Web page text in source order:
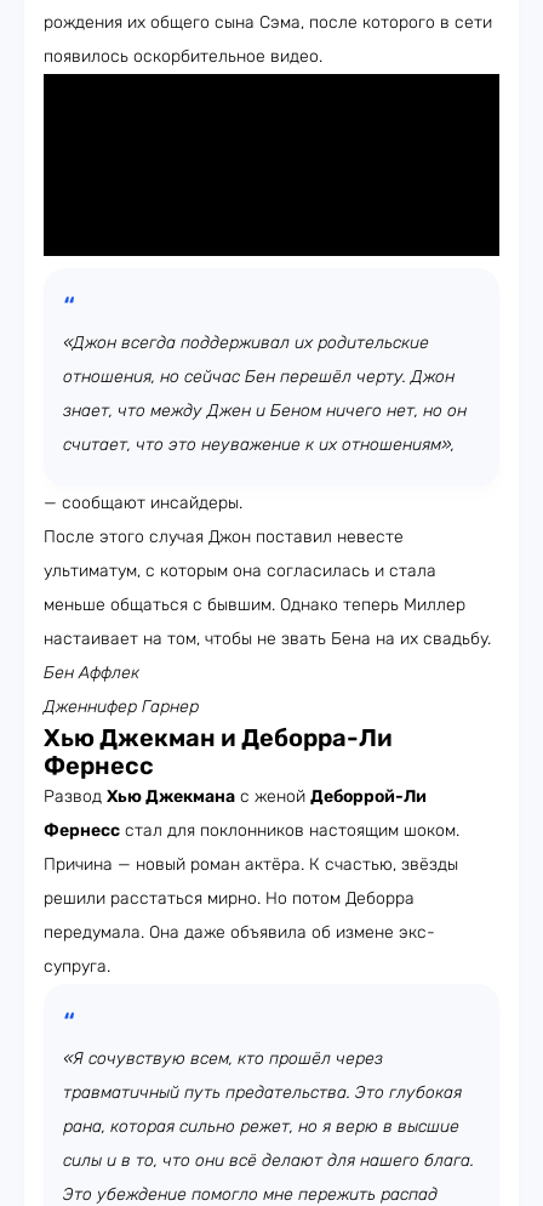
рождения их общего сына Сэма, после которого в сети
появилось оскорбительное видео.
«Джон всегда поддерживал их родительские
отношения, но сейчас Бен перешёл черту. Джон
знает, что между Джен и Беном ничего нет, но он
считает, что это неуважение к их отношениям»,
— сообщают инсайдеры.
После этого случая Джон поставил невесте
ультиматум, с которым она согласилась и стала
меньше общаться с бывшим. Однако теперь Миллер
настаивает на том, чтобы не звать Бена на их свадьбу.
Бен Аффлек
Дженнифер Гарнер
Хью Джекман и Деборра-Ли
Фернесс
Развод Хью Джекмана с женой Деборрой-Ли
Фернесс стал для поклонников настоящим шоком.
Причина — новый роман актёра. К счастью, звёзды
решили расстаться мирно. Но потом Деборра
передумала. Она даже объявила об измене экс-
супруга.
«Я сочувствую всем, кто прошёл через
травматичный путь предательства. Это глубокая
рана, которая сильно режет, но я верю в высшие
силы и в то, что они всё делают для нашего блага.
Это убеждение помогло мне пережить распад